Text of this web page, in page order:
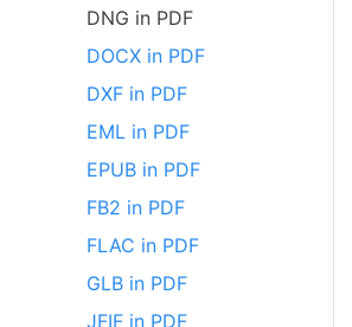
DNG in PDF
DOCX in PDF
DXF in PDF
EML in PDF
EPUB in PDF
FB2 in PDF
FLAC in PDF
GLB in PDF
JFIF in PDF